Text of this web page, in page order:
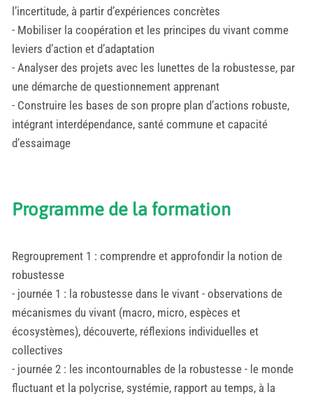
l’incertitude, à partir d’expériences concrètes
- Mobiliser la coopération et les principes du vivant comme
leviers d’action et d’adaptation
- Analyser des projets avec les lunettes de la robustesse, par
une démarche de questionnement apprenant
- Construire les bases de son propre plan d’actions robuste,
intégrant interdépendance, santé commune et capacité
d’essaimage
Programme de la formation
Regrouprement 1 : comprendre et approfondir la notion de
robustesse
- journée 1 : la robustesse dans le vivant - observations de
mécanismes du vivant (macro, micro, espèces et
écosystèmes), découverte, réflexions individuelles et
collectives
- journée 2 : les incontournables de la robustesse - le monde
fluctuant et la polycrise, systémie, rapport au temps, à la